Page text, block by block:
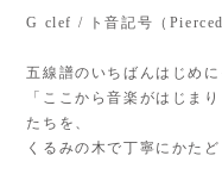
G clef / ト音記号（
五線譜のいちばんはじめ
「ここから音楽がはじま
たちを、
くるみの木で丁寧にかたど